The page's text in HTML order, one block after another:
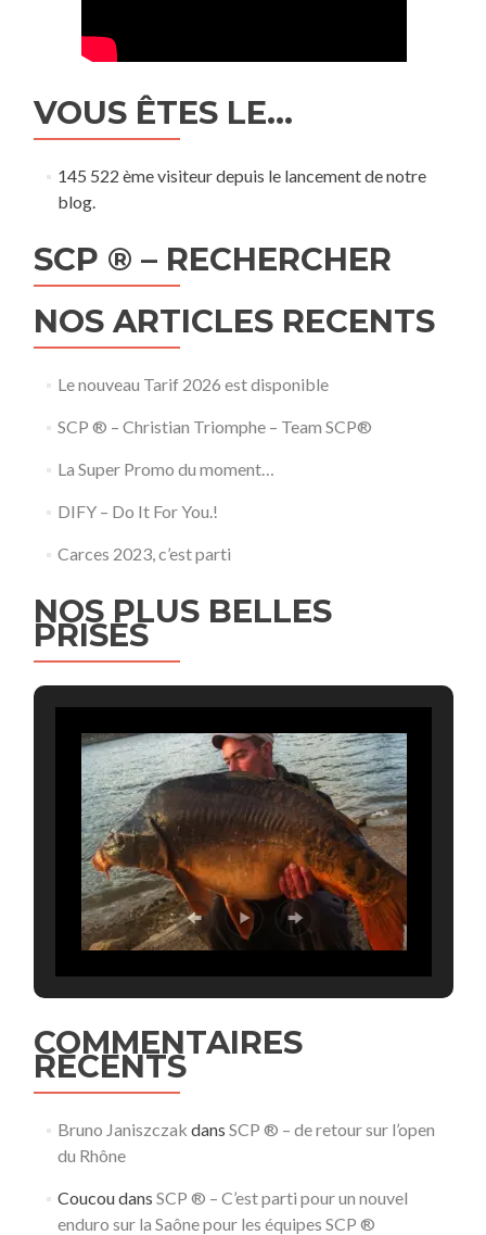
VOUS ÊTES LE…
145 522 ème visiteur depuis le lancement de notre
blog.
SCP ® – RECHERCHER
NOS ARTICLES RECENTS
Le nouveau Tarif 2026 est disponible
SCP ® – Christian Triomphe – Team SCP®
La Super Promo du moment…
DIFY – Do It For You.!
Carces 2023, c’est parti
NOS PLUS BELLES
PRISES
COMMENTAIRES
RECENTS
Bruno Janiszczak dans SCP ® – de retour sur l’open
du Rhône
Coucoudans SCP ® – C’est parti pour un nouvel
enduro sur la Saône pour les équipes SCP ®